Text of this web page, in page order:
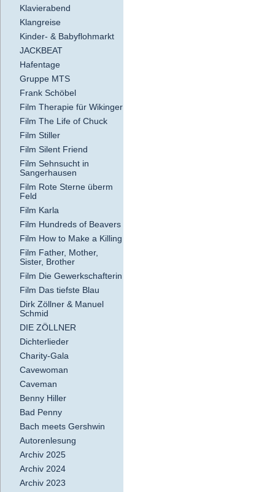
Klavierabend
Klangreise
Kinder- & Babyflohmarkt
JACKBEAT
Hafentage
Gruppe MTS
Frank Schöbel
Film Therapie für Wikinger
Film The Life of Chuck
Film Stiller
Film Silent Friend
Film Sehnsucht in
Sangerhausen
Film Rote Sterne überm
Feld
Film Karla
Film Hundreds of Beavers
Film How to Make a Killing
Film Father, Mother,
Sister, Brother
Film Die Gewerkschafterin
Film Das tiefste Blau
Dirk Zöllner & Manuel
Schmid
DIE ZÖLLNER
Dichterlieder
Charity-Gala
Cavewoman
Caveman
Benny Hiller
Bad Penny
Bach meets Gershwin
Autorenlesung
Archiv 2025
Archiv 2024
Archiv 2023